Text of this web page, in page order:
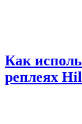
Как
реплеях